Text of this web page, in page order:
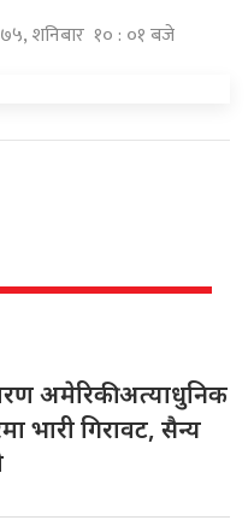
शनिबार १० : ०१ बजे
अमेरिकी अत्याधुनिक
भारी गिरावट, सैन्य